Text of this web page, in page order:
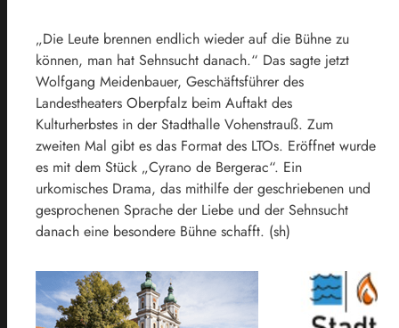
„Die Leute brennen endlich wieder auf die Bühne zu
können, man hat Sehnsucht danach.“ Das sagte jetzt
Wolfgang Meidenbauer, Geschäftsführer des
Landestheaters Oberpfalz beim Auftakt des
Kulturherbstes in der Stadthalle Vohenstrauß. Zum
zweiten Mal gibt es das Format des LTOs. Eröffnet wurde
es mit dem Stück „Cyrano de Bergerac“. Ein
urkomisches Drama, das mithilfe der geschriebenen und
gesprochenen Sprache der Liebe und der Sehnsucht
danach eine besondere Bühne schafft. (sh)